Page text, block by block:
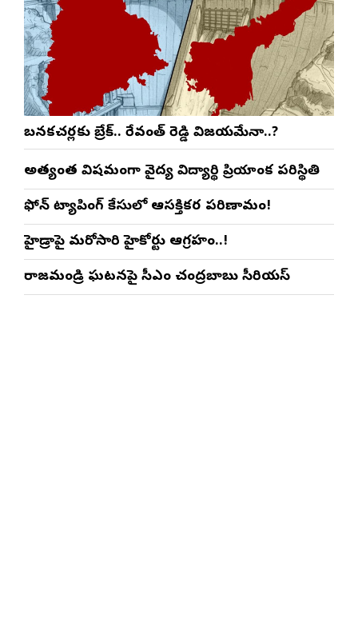
బనకచర్లకు బ్రేక్.. రేవంత్ రెడ్డి విజయమేనా..?
అత్యంత విషమంగా వైద్య విద్యార్థిని ప్రియాంక పరిస్థితి
ఫోన్ ట్యాపింగ్ కేసులో ఆసక్తికర పరిణామం!
హైడ్రాపై మరోసారి హైకోర్టు ఆగ్రహం..!
రాజమండ్రి ఘటనపై సీఎం చంద్రబాబు సీరియస్